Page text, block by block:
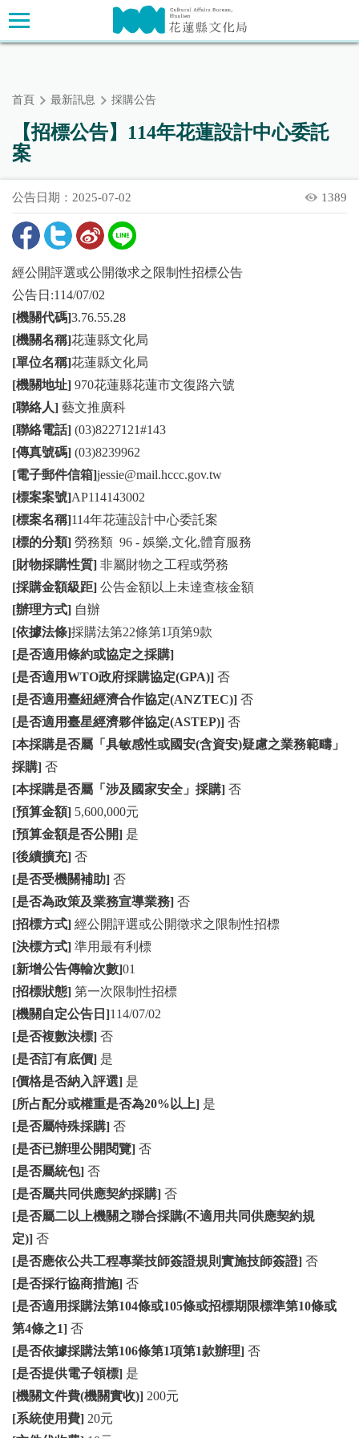
跳
到
主
主要內容區塊
首頁 最新訊息 採購公告
【招標公告】114年花蓮設計中心委託
案
公告日期：2025-07-02 1389
經公開評選或公開徵求之限制性招標公告
公告日:114/07/02
[機關代碼]3.76.55.28
[機關名稱]花蓮縣文化局
[單位名稱]花蓮縣文化局
[機關地址] 970花蓮縣花蓮市文復路六號
[聯絡人] 藝文推廣科
[聯絡電話] (03)8227121#143
[傳真號碼] (03)8239962
[電子郵件信箱]jessie@mail.hccc.gov.tw
[標案案號]AP114143002
[標案名稱]114年花蓮設計中心委託案
[標的分類] 勞務類 96 - 娛樂,文化,體育服務
[財物採購性質] 非屬財物之工程或勞務
[採購金額級距] 公告金額以上未達查核金額
[辦理方式] 自辦
[依據法條]採購法第22條第1項第9款
[是否適用條約或協定之採購]
[是否適用WTO政府採購協定(GPA)] 否
[是否適用臺紐經濟合作協定(ANZTEC)] 否
[是否適用臺星經濟夥伴協定(ASTEP)] 否
[本採購是否屬「具敏感性或國安(含資安)疑慮之業務範疇」
採購] 否
[本採購是否屬「涉及國家安全」採購] 否
[預算金額] 5,600,000元
[預算金額是否公開] 是
[後續擴充] 否
[是否受機關補助] 否
[是否為政策及業務宣導業務] 否
[招標方式] 經公開評選或公開徵求之限制性招標
[決標方式] 準用最有利標
[新增公告傳輸次數]01
[招標狀態] 第一次限制性招標
[機關自定公告日]114/07/02
[是否複數決標] 否
[是否訂有底價] 是
[價格是否納入評選] 是
[所占配分或權重是否為20%以上] 是
[是否屬特殊採購] 否
[是否已辦理公開閱覽] 否
[是否屬統包] 否
[是否屬共同供應契約採購] 否
[是否屬二以上機關之聯合採購(不適用共同供應契約規
定)] 否
[是否應依公共工程專業技師簽證規則實施技師簽證] 否
[是否採行協商措施] 否
[是否適用採購法第104條或105條或招標期限標準第10條或
第4條之1] 否
[是否依據採購法第106條第1項第1款辦理] 否
[是否提供電子領標] 是
[機關文件費(機關實收)] 200元
[系統使用費] 20元